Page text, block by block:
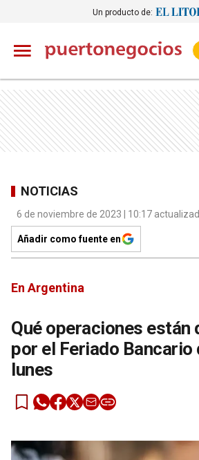
Un producto de:
NOTICIAS
6 de noviembre de 2023 | 10:17
Añadir como fuente en
En Argentina
Qué operaciones están
por el Feriado Bancario
lunes